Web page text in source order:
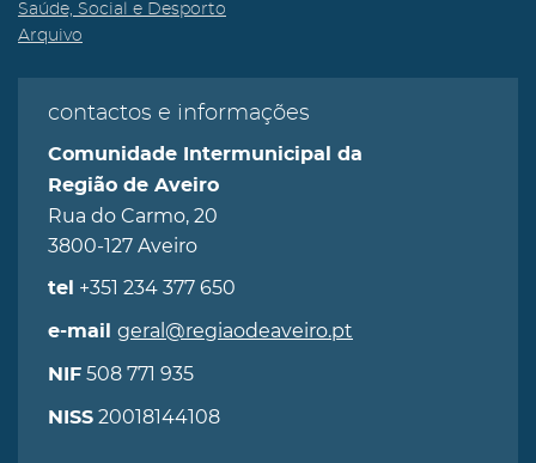
Saúde, Social e Desporto
Arquivo
contactos e informações
Comunidade Intermunicipal da
Região de Aveiro
Rua do Carmo, 20
3800-127 Aveiro
tel +351 234 377 650
e-mail geral@regiaodeaveiro.pt
NIF 508 771 935
NISS 20018144108